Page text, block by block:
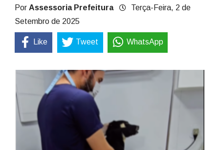
Por Assessoria Prefeitura
Terça-Feira, 2 de
Setembro de 2025
Like Tweet WhatsApp